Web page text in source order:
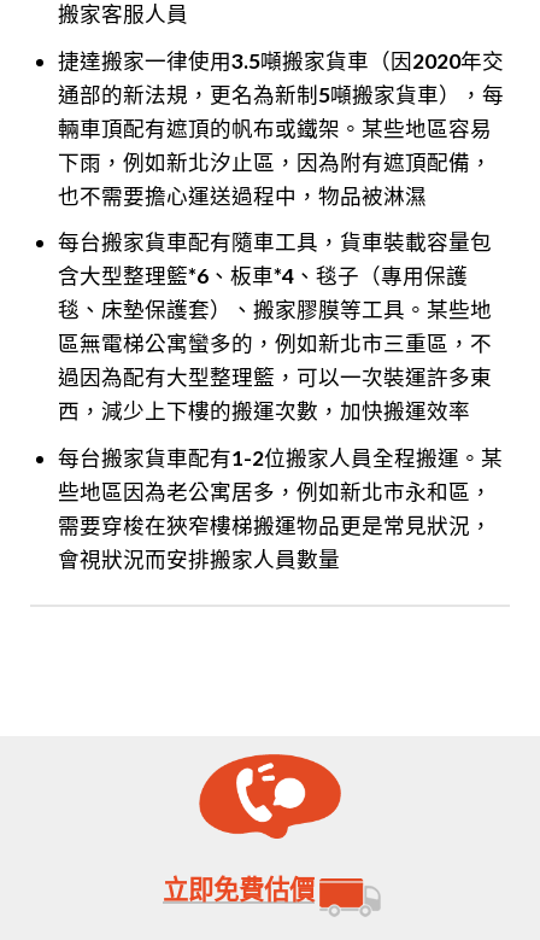
搬家客服人員
捷達搬家一律使用3.5噸搬家貨車（因2020年交
通部的新法規，更名為新制5噸搬家貨車），每
輛車頂配有遮頂的帆布或鐵架。某些地區容易
下雨，例如新北汐止區，因為附有遮頂配備，
也不需要擔心運送過程中，物品被淋濕
每台搬家貨車配有隨車工具，貨車裝載容量包
含大型整理籃*6、板車*4、毯子（專用保護
毯、床墊保護套）、搬家膠膜等工具。某些地
區無電梯公寓蠻多的，例如新北市三重區，不
過因為配有大型整理籃，可以一次裝運許多東
西，減少上下樓的搬運次數，加快搬運效率
每台搬家貨車配有1-2位搬家人員全程搬運。某
些地區因為老公寓居多，例如新北市永和區，
需要穿梭在狹窄樓梯搬運物品更是常見狀況，
會視狀況而安排搬家人員數量
立即免費估價